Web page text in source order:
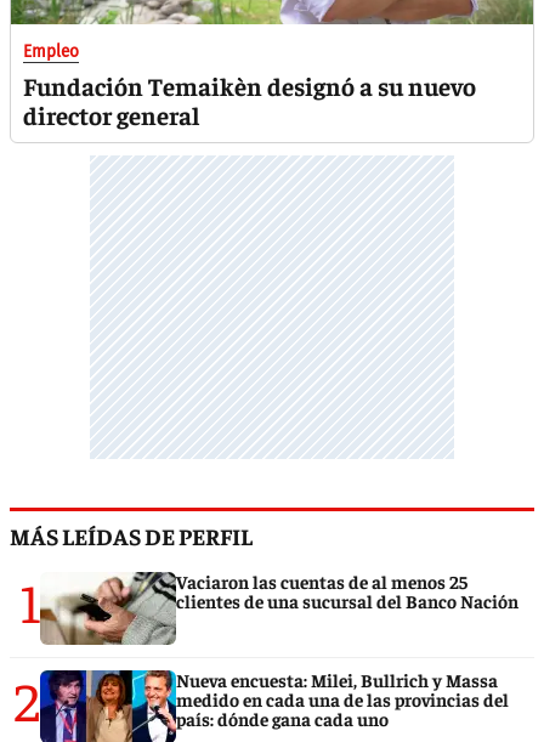
Empleo
Fundación Temaikèn designó a su nuevo
director general
MÁS LEÍDAS DE PERFIL
1
Vaciaron las cuentas de al menos 25
clientes de una sucursal del Banco Nación
2
Nueva encuesta: Milei, Bullrich y Massa
medido en cada una de las provincias del
país: dónde gana cada uno